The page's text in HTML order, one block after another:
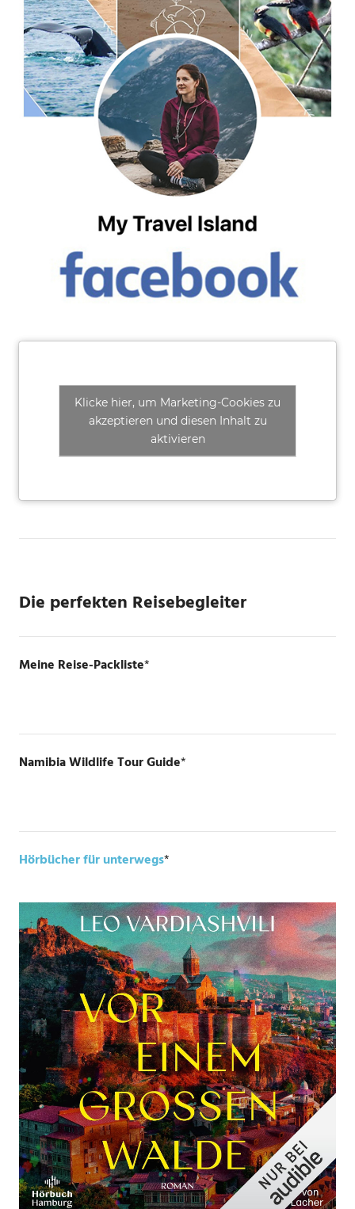
Klicke hier, um Marketing-Cookies zu
akzeptieren und diesen Inhalt zu
aktivieren
Die perfekten Reisebegleiter
Meine Reise-Packliste*
Namibia Wildlife Tour Guide*
Hörbücher für unterwegs*